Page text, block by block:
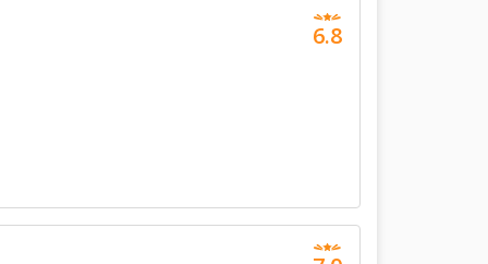
6.8